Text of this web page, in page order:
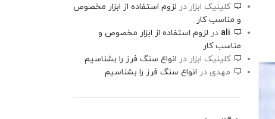
کلینیک ابزار در لزوم استفاده از ابزار مخصوص
و مناسب کار
ali در لزوم استفاده از ابزار مخصوص و
مناسب کار
کلینیک ابزار در انواع سنگ فرز را بشناسیم
مهدی در انواع سنگ فرز را بشناسیم